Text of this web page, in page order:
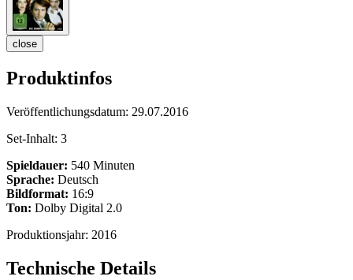
close
Produktinfos
Veröffentlichungsdatum: 29.07.2016
Set-Inhalt: 3
Spieldauer: 540 Minuten
Sprache: Deutsch
Bildformat: 16:9
Ton: Dolby Digital 2.0
Produktionsjahr: 2016
Technische Details